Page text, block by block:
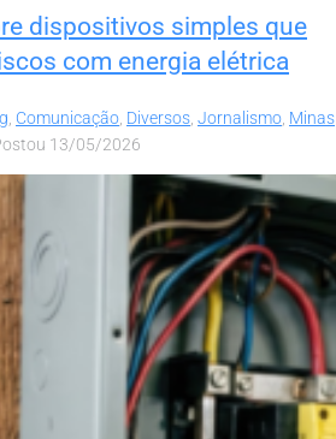
dispositivos simples que
com energia elétrica
, Comunicação, Diversos, Jornalismo, Minas
13/05/2026